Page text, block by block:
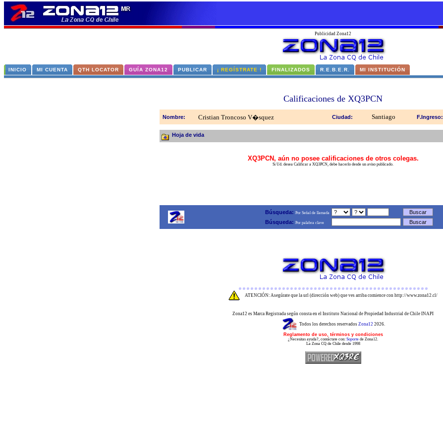
Publicidad Zona12
INICIO MI CUENTA QTH LOCATOR GUÍA ZONA12 PUBLICAR ¡ REGÍSTRATE ! FINALIZADOS R.E.B.E.R. MI INSTITUCIÓN
Calificaciones de XQ3PCN
Nombre: Cristian Troncoso V�squez Ciudad: Santiago F.Ingreso:
Hoja de vida
XQ3PCN, aún no posee calificaciones de otros colegas.
Si Ud. desea Calificar a XQ3PCN, debe hacerlo desde un aviso publicado.
Búsqueda: Por Señal de llamada
Búsqueda: Por palabra clave
ATENCIÓN: Asegúrate que la url (dirección web) que ves arriba comience con http://www.zona12.cl/
Zona12 es Marca Registrada según consta en el Instituto Nacional de Propiedad Industrial de Chile INAPI
Todos los derechos reservados Zona12 2026.
Reglamento de uso, términos y condiciones
¿Necesitas ayuda?, contáctate con: Soporte de Zona12.
La Zona CQ de Chile desde 1998